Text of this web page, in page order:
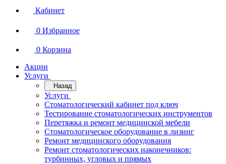
Кабинет
0 Избранное
0 Корзина
Акции
Услуги
Назад
Услуги
Стоматологический кабинет под ключ
Тестирование стоматологических инструментов
Перетяжка и ремонт медицинской мебели
Стоматологическое оборудование в лизинг
Ремонт медицинского оборудования
Ремонт стоматологических наконечников:
турбинных, угловых и прямых